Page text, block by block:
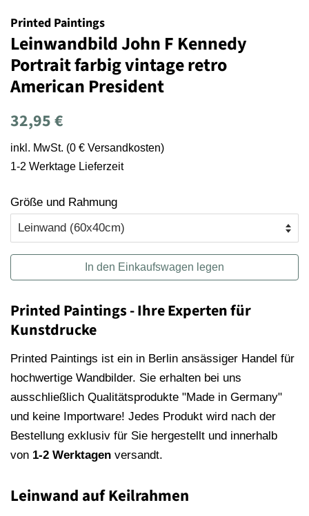
Printed Paintings
Leinwandbild John F Kennedy
Portrait farbig vintage retro
American President
Normaler
32,95 €
inkl. MwSt. (0 € Versandkosten)
1-2 Werktage Lieferzeit
Größe und Rahmung
In den Einkaufswagen legen
Printed Paintings - Ihre Experten für
Kunstdrucke
Printed Paintings ist ein in Berlin ansässiger Handel für
hochwertige Wandbilder. Sie erhalten bei uns
ausschließlich Qualitätsprodukte "Made in Germany"
und keine Importware! Jedes Produkt wird nach der
Bestellung exklusiv für Sie hergestellt und innerhalb
von 1-2 Werktagen versandt.
Leinwand auf Keilrahmen